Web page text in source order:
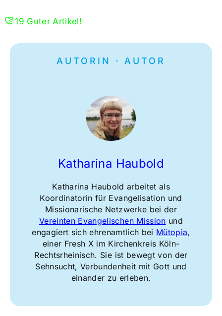
19 Guter Artikel!
AUTORIN · AUTOR
Katharina Haubold
Katharina Haubold arbeitet als
Koordinatorin für Evangelisation und
Missionarische Netzwerke bei der
Vereinten Evangelischen Mission und
engagiert sichehrenamtlich bei Mütopia,
einer Fresh X im Kirchenkreis Köln-
Rechtsrheinisch. Sie ist bewegt von der
Sehnsucht, Verbundenheit mit Gott und
einander zu erleben.